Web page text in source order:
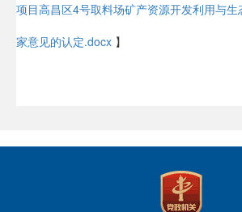
项目高昌区4号取料场矿产资源开发利用与
家意见的认定.docx 】